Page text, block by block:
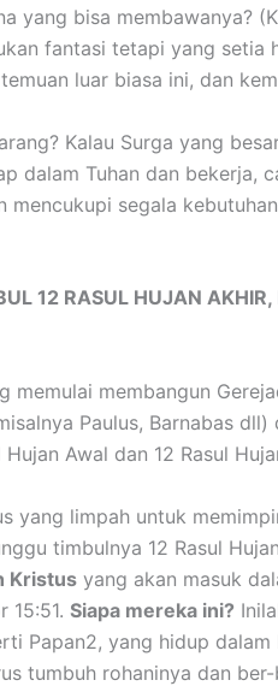
yang bisa membawanya?
fantasi tetapi yang setia
luar biasa ini, dan
Kalau Surga yang
dalam Tuhan dan bekerja,
segala
12 RASUL HUJAN
memulai membangun
Paulus, Barnabas
Awal dan 12 Rasul
yang limpah untuk
timbulnya 12 Rasul
Kristus yang akan masuk
15:51. Siapa mereka ini?
Papan2, yang hidup
tumbuh rohaninya dan